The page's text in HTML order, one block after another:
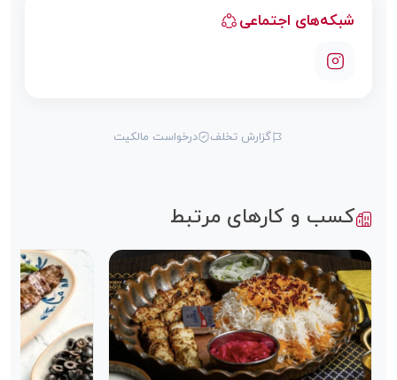
شبکه‌های اجتماعی
گزارش تخلف درخواست مالکیت
کسب و کارهای مرتبط